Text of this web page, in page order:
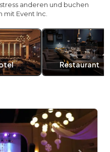
anderen und buchen
Event Inc.
Restaurant